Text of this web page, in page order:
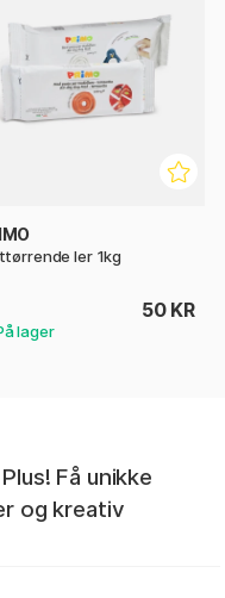
ler 1kg
50 KR
Få unikke
og kreativ